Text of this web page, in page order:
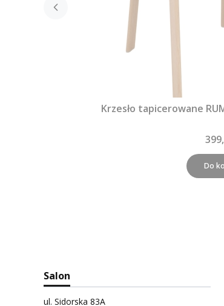
Krzesło tapicerowane
Do
Salon
ul. Sidorska 83A